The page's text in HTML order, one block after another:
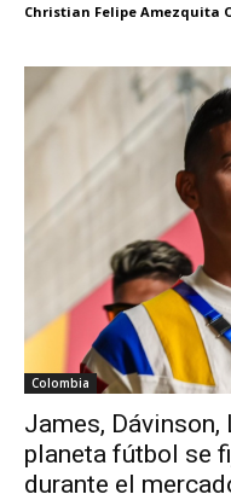
Christian Felipe Amezquita
Colombia
James,
planeta fútbol se
durante el